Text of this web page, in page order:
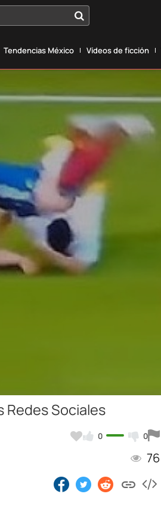
Tendencias México Vídeos de ficción
Redes Sociales
0 0
76